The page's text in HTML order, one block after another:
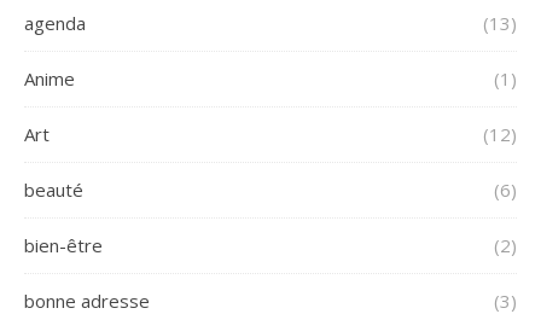
agenda (13)
Anime (1)
Art (12)
beauté (6)
bien-être (2)
bonne adresse (3)